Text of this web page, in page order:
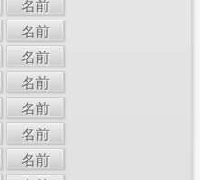
名前
名前
名前
名前
名前
名前
名前